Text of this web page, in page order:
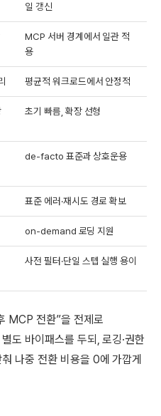
일 갱신
MCP 서버 경계에서 일관 적
용
평균적 워크로드에서 안정적
초기 빠름, 확장 선형
de-facto 표준과 상호운용
표준 에러·재시도 경로 확보
on-demand 로딩 지원
사전 필터·단일 스텝 실행 용이
MCP 전환”을 전제로
도 바이패스를 두되, 로깅·권한
나중 전환 비용을 0에 가깝게